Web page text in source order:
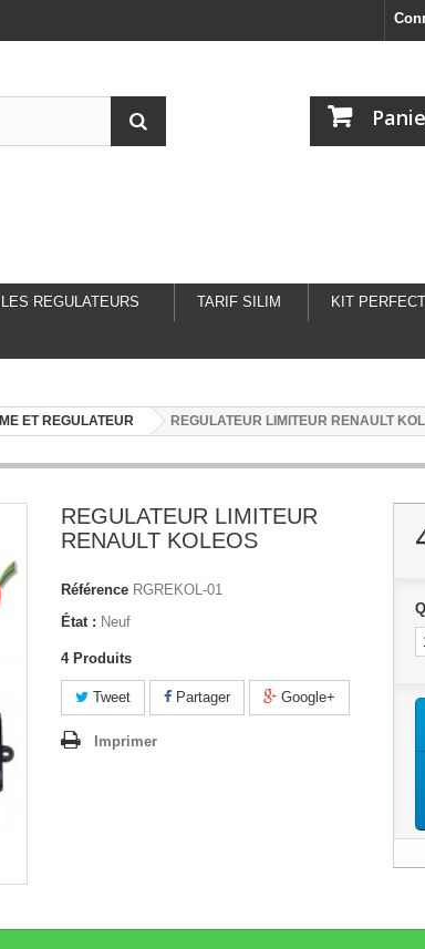
LES REGULATEURS TARIF SILIM KIT
ET REGULATEUR REGULATEUR LIMITEUR RENAULT
REGULATEUR LIMITEUR
RENAULT KOLEOS
Référence RGREKOL-01
État : Neuf
4 Produits
Tweet Partager Google+
Imprimer